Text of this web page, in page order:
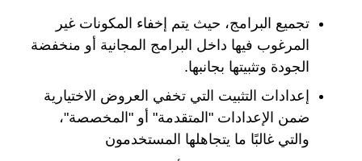
تجميع البرامج، حيث يتم إخفاء المكونات غير
المرغوب فيها داخل البرامج المجانية أو منخفضة
الجودة وتثبيتها بجانبها.
إعدادات التثبيت التي تخفي العروض الاختيارية
ضمن الإعدادات "المتقدمة" أو "المخصصة"،
والتي غالبًا ما يتجاهلها المستخدمون